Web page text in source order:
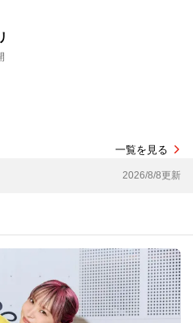
一覧を見る
2026/8/8更新